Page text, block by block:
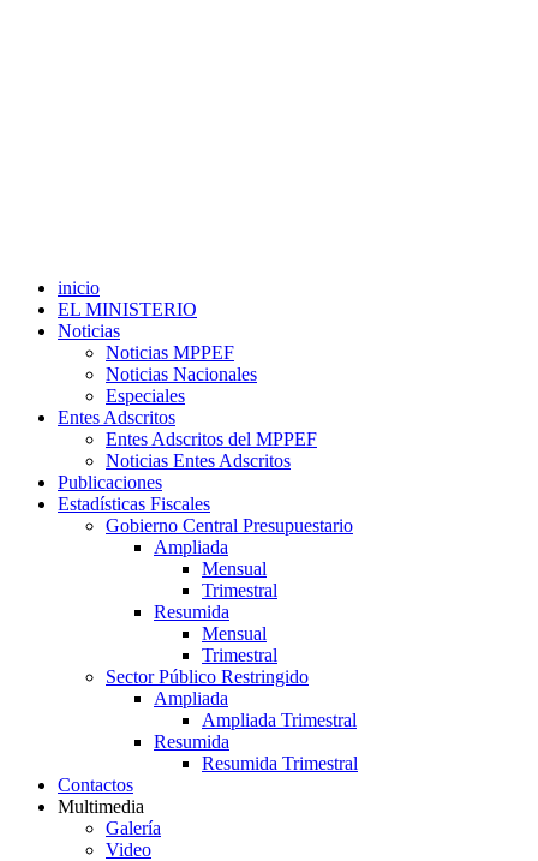
inicio
EL MINISTERIO
Noticias
Noticias MPPEF
Noticias Nacionales
Especiales
Entes Adscritos
Entes Adscritos del MPPEF
Noticias Entes Adscritos
Publicaciones
Estadísticas Fiscales
Gobierno Central Presupuestario
Ampliada
Mensual
Trimestral
Resumida
Mensual
Trimestral
Sector Público Restringido
Ampliada
Ampliada Trimestral
Resumida
Resumida Trimestral
Contactos
Multimedia
Galería
Video